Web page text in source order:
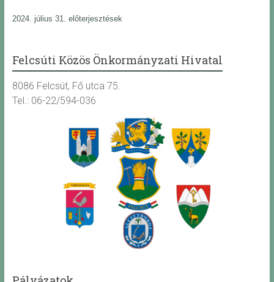
2024. július 31. előterjesztések
Felcsúti Közös Önkormányzati Hivatal
8086 Felcsút, Fő utca 75.
Tel.: 06-22/594-036